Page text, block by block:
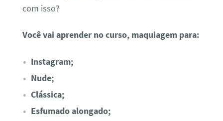
com isso?
Você vai aprender no curso, maquiagem para:
Instagram;
Nude;
Clássica;
Esfumado alongado;